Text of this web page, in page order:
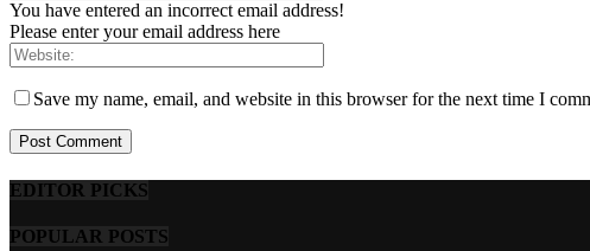
You have entered an incorrect email address!
Please enter your email address here
Save my name, email, and website in this browser for the next time I
EDITOR PICKS
POPULAR POSTS